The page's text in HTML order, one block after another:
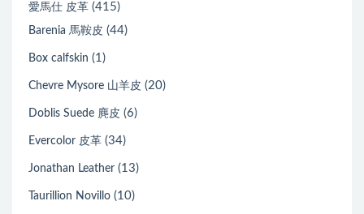
愛馬仕 皮革 (415)
Barenia 馬鞍皮 (44)
Box calfskin (1)
Chevre Mysore 山羊皮 (20)
Doblis Suede 麂皮 (6)
Evercolor 皮革 (34)
Jonathan Leather (13)
Taurillion Novillo (10)